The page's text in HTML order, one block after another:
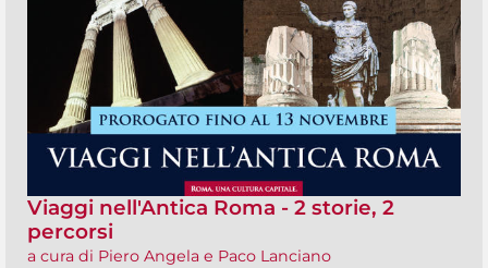
Viaggi nell'Antica Roma - 2 storie, 2
percorsi
a cura di Piero Angela e Paco Lanciano